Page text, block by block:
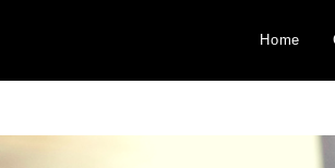
Home